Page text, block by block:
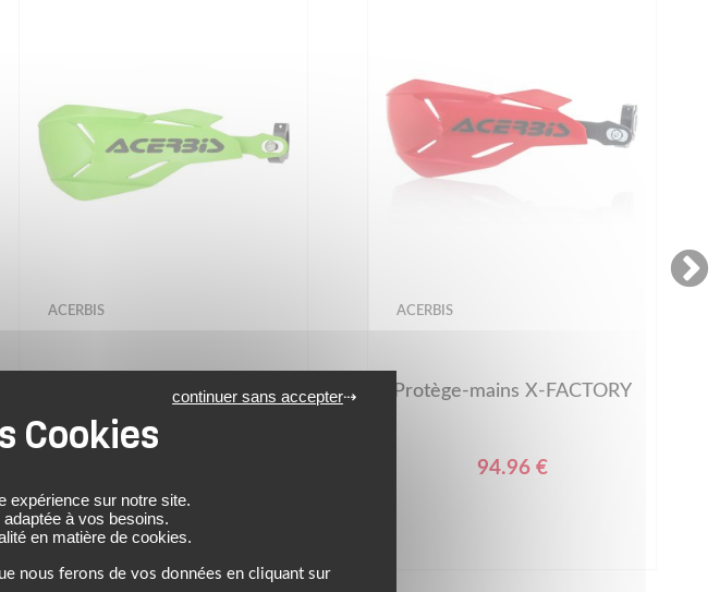
ACERBIS
Protège-mains X-FACTORY
ACERBIS
Protège-mains X-FACTORY
94.96 €
expérience sur notre site.
à vos besoins.
en matière de cookies.
nous ferons de vos données en cliquant sur
continuer sans accepter